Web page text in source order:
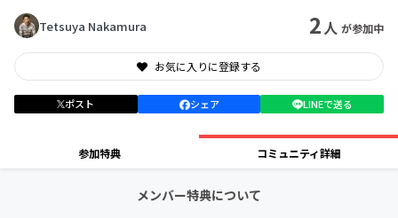
Tetsuya Nakamura 2人 が参加中
お気に入りに登録する
ポスト シェア LINEで送る
参加特典 コミュニティ詳細
メンバー特典について